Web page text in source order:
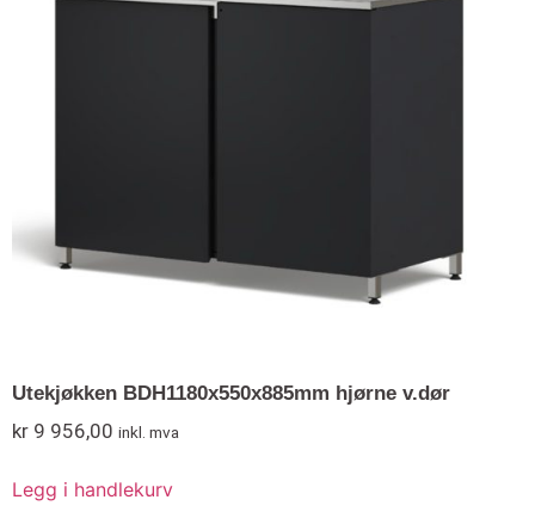
Utekjøkken BDH1180x550x885mm hjørne v.dør
kr 9 956,00 inkl. mva
Legg i handlekurv